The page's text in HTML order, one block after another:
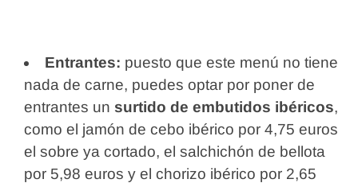
Entrantes: puesto que este menú no tiene
nada de carne, puedes optar por poner de
entrantes un surtido de embutidos ibéricos,
como el jamón de cebo ibérico por 4,75 euros
el sobre ya cortado, el salchichón de bellota
por 5,98 euros y el chorizo ibérico por 2,65